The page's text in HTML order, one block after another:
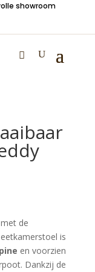
showroom
de
is
en voorzien
Dankzij de